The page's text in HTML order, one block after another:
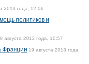
2013 года, 12:06
политиков и
августа 2013 года, 10:57
Франции 19 августа 2013 года,